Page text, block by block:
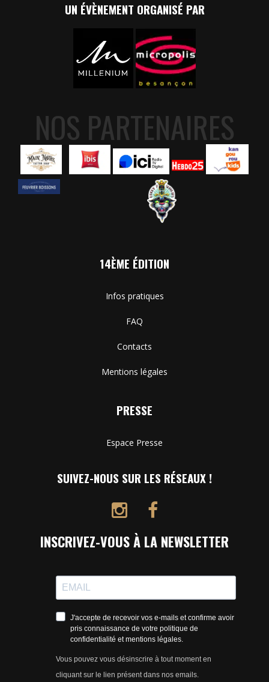
UN ÉVÈNEMENT ORGANISÉ PAR
NOS PARTENAIRES
14ÈME ÉDITION
Infos pratiques
FAQ
Contacts
Mentions légales
PRESSE
Espace Presse
SUIVEZ-NOUS SUR LES RÉSEAUX !
INSCRIVEZ-VOUS À LA NEWSLETTER
J'accepte de recevoir vos e-mails et confirme avoir
pris connaissance de votre politique de
confidentialité et mentions légales.
Vous pouvez vous désinscrire à tout moment en
cliquant sur le lien présent dans nos emails.